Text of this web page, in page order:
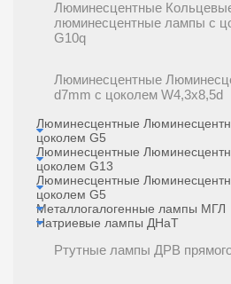
Люминесцентные
люминесцентные лампы с
G10q
Люминесцентные
d7mm с цоколем W4,3x8,5d
Люминесцентные
цоколем G5
Люминесцентные
цоколем G13
Люминесцентные
цоколем G5
Металлогалогенные лампы МГЛ
Натриевые лампы ДНаТ
Ртутные лампы ДРВ